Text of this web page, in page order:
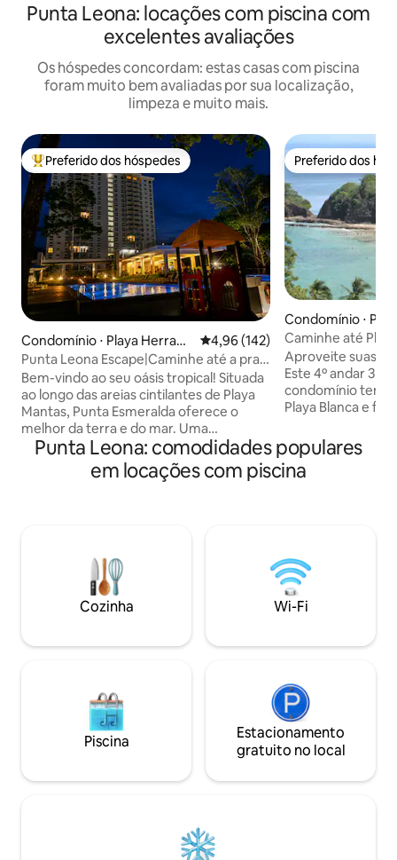
Punta Leona: locações com piscina com
excelentes avaliações
Os hóspedes concordam: estas casas com piscina
foram muito bem avaliadas por sua localização,
limpeza e muito mais.
Entre os melhores preferidos dos hóspedes
Preferido dos hóspedes
Condomínio ⋅ Playa Herradu
ra
4,96 de uma avaliação média de
4,96 (142)
Punta Leona Escape|Caminhe até a praia
+Piscina +Wi-Fi rápido
Bem-vindo ao seu oásis tropical! Situada
ao longo das areias cintilantes de Playa
Mantas, Punta Esmeralda oferece o
melhor da terra e do mar. Uma
caminhada de 2 minutos terá você na
praia, esta joia escondida oferece beleza
natural e vida fácil. Florestas
ao seu condomínio totalmente
equipado, acabamentos luxuosos e
cozinha completa significam conforto
em casa com uma incrível vista para a
Preferido dos
Preferido dos
Condomínio ⋅
ovince
Caminhe até
partir de um
Aproveite suas
Este 4º andar 3
condomínio tem
Playa Blanca e
do Pacífico, a
carro do
minutos de surf,
limpeza do
Saúde. A reserva
do clube.
Punta Leona: comodidades populares
em locações com piscina
Cozinha Wi-Fi
Piscina
Estacionamento
gratuito no local